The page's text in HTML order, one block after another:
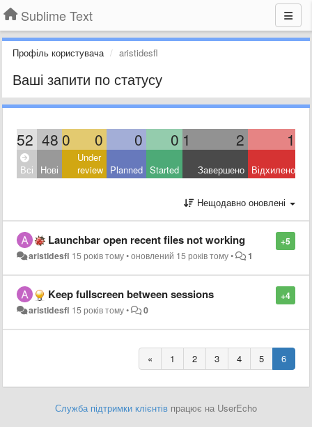
Sublime Text
Профіль користувача aristidesfl
Ваші запити по статусу
52 48 0 0 0 0 1 2 1
Всі Нові
Under
review Planned Started Завершено Відхилено
Нещодавно оновлені
+5
Launchbar open recent files not working
aristidesfl 15 років тому•оновлений 15 років тому• 1
+4
Keep fullscreen between sessions
aristidesfl 15 років тому• 0
« 1 2 3 4 5 6
Служба підтримки клієнтів працює на UserEcho